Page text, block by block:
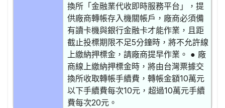
換所「金融業代收即時服務平台」，提
供廠商轉帳存入機關帳戶，廠商必須備
有讀卡機與銀行金融卡才能作業，且距
截止投標期限不足5分鐘時，將不允許線
上繳納押標金，請廠商提早作業。 ● 廠
商線上繳納押標金時，將由台灣票據交
換所收取轉帳手續費，轉帳金額10萬元
以下手續費每次10元，超過10萬元手續
費每次20元。